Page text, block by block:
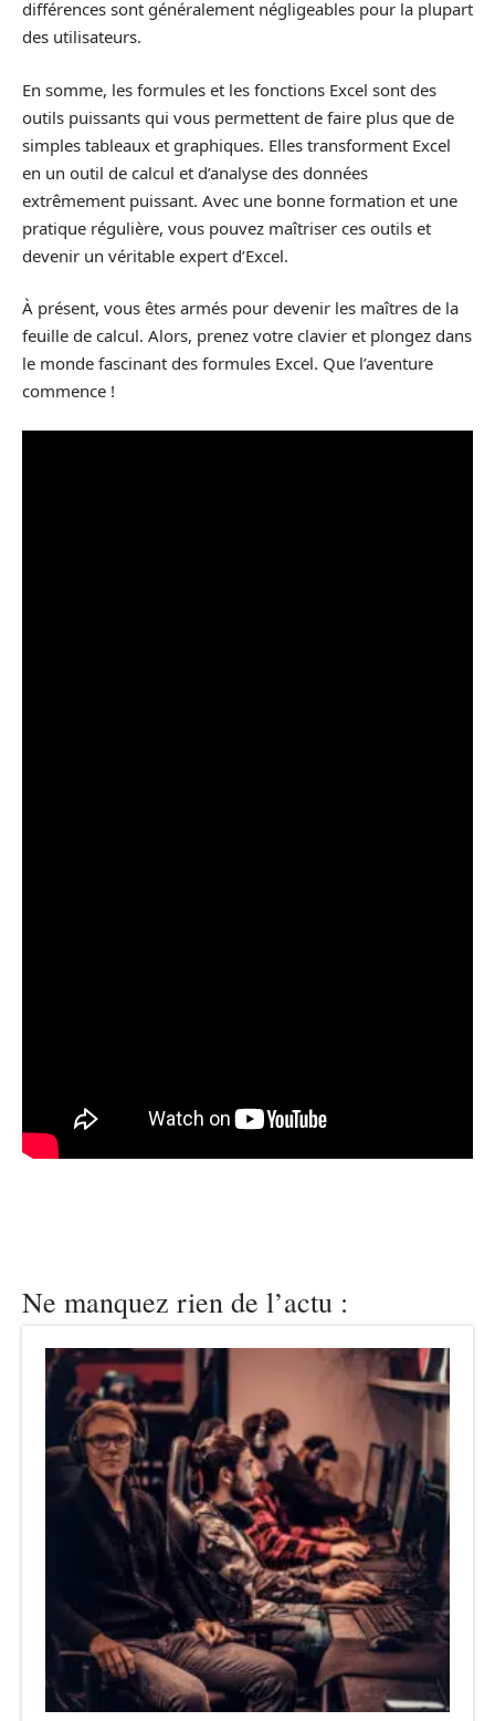
différences sont généralement négligeables pour la plupart
des utilisateurs.
En somme, les formules et les fonctions Excel sont des
outils puissants qui vous permettent de faire plus que de
simples tableaux et graphiques. Elles transforment Excel
en un outil de calcul et d’analyse des données
extrêmement puissant. Avec une bonne formation et une
pratique régulière, vous pouvez maîtriser ces outils et
devenir un véritable expert d’Excel.
À présent, vous êtes armés pour devenir les maîtres de la
feuille de calcul. Alors, prenez votre clavier et plongez dans
le monde fascinant des formules Excel. Que l’aventure
commence !
Ne manquez rien de l’actu :